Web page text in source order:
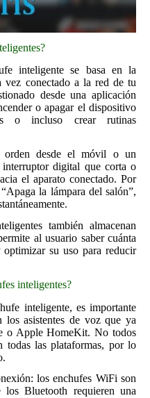
inteligente se basa en la
conectado a la red de tu
desde una aplicación
o apagar el dispositivo
o incluso crear rutinas
orden desde el móvil o un
digital que corta o
el aparato conectado. Por
la lámpara del salón”,
también almacenan
al usuario saber cuánta
su uso para reducir
inteligentes?
inteligente, es importante
los asistentes de voz que ya
o Apple HomeKit. No todos
todas las plataformas, por lo
los enchufes WiFi son
los Bluetooth requieren una